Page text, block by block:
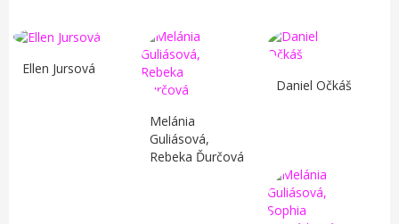
Ellen Jursová
Melánia
Guliásová,
Rebeka Ďurčová
Daniel Očkáš